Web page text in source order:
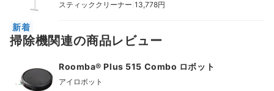
スティッククリーナー 13,778円
新着
掃除機関連の商品レビュー
Roomba® Plus 515 Combo ロボット
アイロボット